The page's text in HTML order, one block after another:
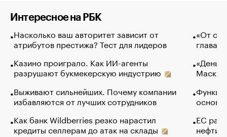
Интересное на РБК
Насколько ваш авторитет зависит от
атрибутов престижа? Тест для лидеров
Казино проиграло. Как ИИ-агенты
разрушают букмекерскую индустрию
Выживают сильнейших. Почему компании
избавляются от лучших сотрудников
Как банк Wildberries резко нарастил
кредиты селлерам до атак на склады
«От
глава
Маск в
основ
ЕС
нефти